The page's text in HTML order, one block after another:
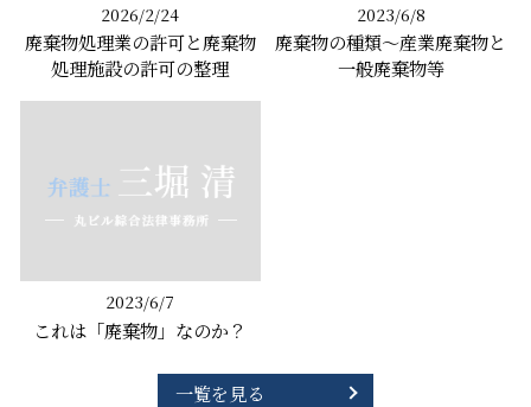
2026/2/24
廃棄物処理業の許可と廃棄物
処理施設の許可の整理
2023/6/8
廃棄物の種類～産業廃棄物と
一般廃棄物等
2023/6/7
これは「廃棄物」なのか？
一覧を見る